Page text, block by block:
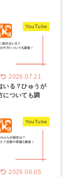
YouTube
2026.07.21
いる？ひゅうが
についても調
YouTube
2026.06.05